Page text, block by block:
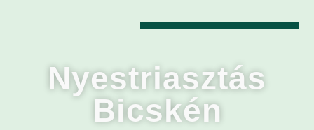
Nyestriasztás
Bicskén